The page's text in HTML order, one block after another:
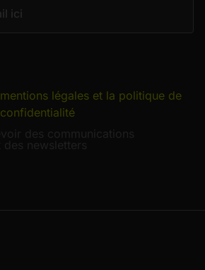
mentions légales et la politique de
confidentialité